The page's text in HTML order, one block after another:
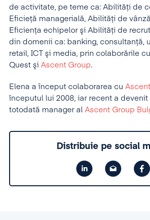
de activitate, pe teme ca: Abilităţi de
Eficieţă managerială, Abilităţi de
Eficienţa echipelor şi Abilităţi de
din domenii ca: banking, consultanţă,
retail, ICT şi media, prin colaborările
Quest şi Ascent Group.
Elena a început colaborarea cu
începutul lui 2008, iar recent a devenit
totodată manager al Ascent Group
Distribuie pe social